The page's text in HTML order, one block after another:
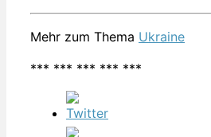
Mehr zum Thema Ukraine
*** *** *** *** ***